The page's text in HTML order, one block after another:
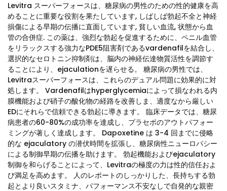
Levitra スーパーフォースは、糖尿病の男性のための性的健康を高
めることに重要な役割を果たしています, しばしば勃起不全と神経
損傷による早期の伝播に直面しています, 貧しい血流, 状態から血
管の合併症. この薬は、強烈な勃起を促進するために、ペニル血管
をリラックスする強力なPDE5阻害剤であるvardenafilを結合し、
選択的なセロトニン抑制剤は、脳内の神経伝達物質活性を調節す
ることにより、ejaculationを遅らせる。 糖尿病の男性では、
Levitraスーパーフォースは、これらのデュアル問題に効果的に対
処します。 Vardenafilはhyperglycemiaによって損なわれる内
膜機能および硝子の酸化物の経路を改善しま、適度なから厳しい
EDにそれらで信頼できる勃起に導きます。 臨床データでは、糖尿
病患者の60-80%の成功率を達成し、プラセボのアウトパフォー
ミングが著しく達成します。 Dapoxetine は 3-4 回までに侵略
的な ejaculatory の潜伏時間を拡張し、糖尿病性ニューロパシー
による制御早期の伝播を助けます。 勃起機能およびejaculatory
制御を和らげることによって、Levitraの極度の力は性的信任およ
び満足を高めます。 人のレポートのしっかりした、長持ちする勃
起とより良いスタミナ、パフォーマンス不安なしで自発的な親密